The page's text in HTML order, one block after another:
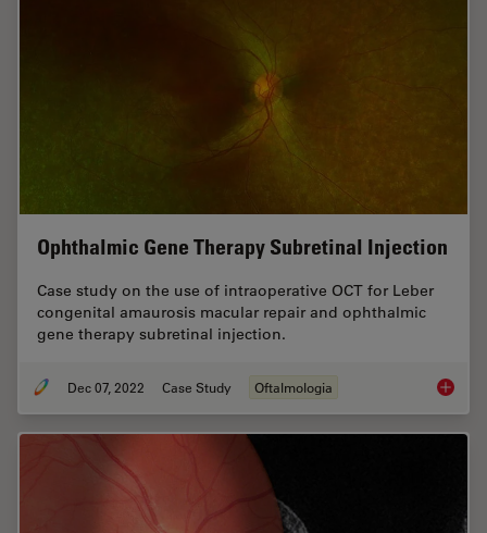
Ophthalmic Gene Therapy Subretinal Injection
Case study on the use of intraoperative OCT for Leber
congenital amaurosis macular repair and ophthalmic
gene therapy subretinal injection.
Dec 07, 2022 Case Study Oftalmologia